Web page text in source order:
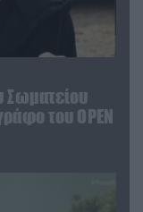
Σωματείου
του OPEN